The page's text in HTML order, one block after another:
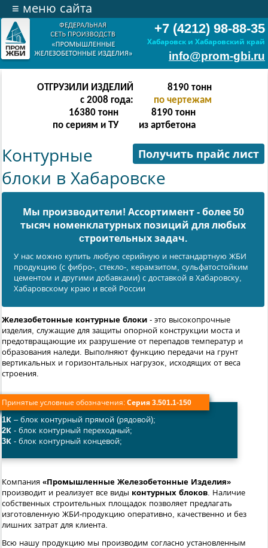
+7 (4212) 98-88-35
Хабаровск и Хабаровский край
info@prom-gbi.ru
≡ меню сайта
ОТГРУЗИЛИ ИЗДЕЛИЙ
с 2008 года:
16382тонн
по чертежам
32764 тонн
по сериям и ТУ
16382 тонн
из артбетона
Получить прайс лист
Контурные
блоки в Хабаровске
Мы производители! Ассортимент - более 50
тысяч номенклатурных позиций для любых
cтроительных задач.
У нас можно купить любую серийную и нестандартную ЖБИ
продукцию (с фибро-, стекло-, керамзитом, сульфатостойким
цементом и другими добавками) с доставкой в Хабаровску,
Хабаровскому краю и всей России
Железобетонные контурные блоки - это высокопрочные
изделия, служащие для защиты опорной конструкции моста и
предотвращающие их разрушение от перепадов температур и
образования наледи. Выполняют функцию передачи на грунт
вертикальных и горизонтальных нагрузок, исходящих от веса
строения.
Принятые условные обозначения: Серия 3.501.1-150
1К – блок контурный прямой (рядовой);
2К - блок контурный переходный;
3К - блок контурный концевой;
Компания «Промышленные Железобетонные Изделия»
производит и реализует все виды контурных блоков. Наличие
собственных строительных площадок позволяет предлагать
изготовленную ЖБИ-продукцию оперативно, качественно и без
лишних затрат для клиента.
Всю нашу продукцию мы производим согласно установленным